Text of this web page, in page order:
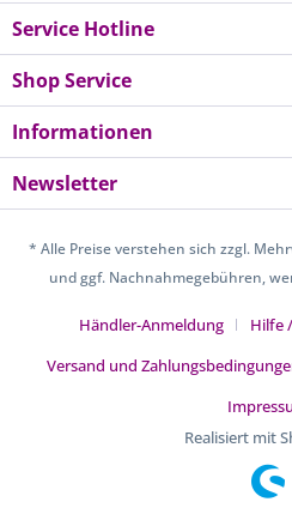
Service Hotline
Shop Service
Informationen
Newsletter
* Alle Preise verstehen sich zzgl.
und ggf. Nachnahmegebühren,
Händler-Anmeldung Hilfe
Versand und
Realisiert mit